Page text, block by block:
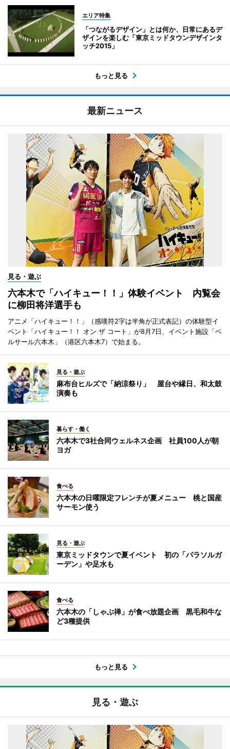
エリア特集
「つながるデザイン」とは何か、日常にあるデ
ザインを楽しむ「東京ミッドタウンデザインタ
ッチ2015」
もっと見る
最新ニュース
見る・遊ぶ
六本木で「ハイキュー！！」体験イベント 内覧会
に柳田将洋選手も
アニメ「ハイキュー！！」（感嘆符2字は半角が正式表記）の体験型イ
ベント「ハイキュー！！ オン ザ コート」が8月7日、イベント施設「ベ
ルサール六本木」（港区六本木7）で始まる。
見る・遊ぶ
麻布台ヒルズで「納涼祭り」 屋台や縁日、和太鼓
演奏も
暮らす・働く
六本木で3社合同ウェルネス企画 社員100人が朝
ヨガ
食べる
六本木の日曜限定フレンチが夏メニュー 桃と国産
サーモン使う
見る・遊ぶ
東京ミッドタウンで夏イベント 初の「パラソルガ
ーデン」や足水も
食べる
六本木の「しゃぶ禅」が食べ放題企画 黒毛和牛な
ど3種提供
もっと見る
見る・遊ぶ